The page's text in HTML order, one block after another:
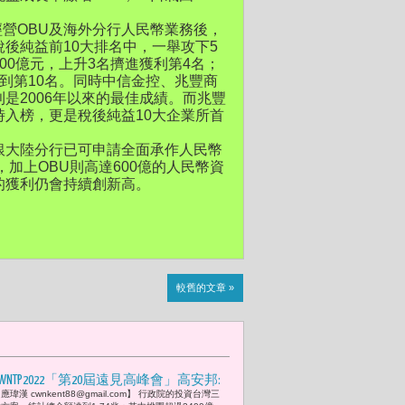
OBU及海外分行人民幣業務後，
純益前10大排名中，一舉攻下5
億元，上升3名擠進獲利第4名；
第10名。同時中信金控、兆豐商
2006年以來的最佳成績。而兆豐
榜，更是稅後純益10大企業所首
陸分行已可申請全面承作人民幣
加上OBU則高達600億的人民幣資
利仍會持續創新高。
較舊的文章 »
「第20屆遠見高峰會」高安邦:
再生能源躉購電量，可以同時點亮433
瑋漢 cwnkent88@gmail.com】 行政院的投資台灣三